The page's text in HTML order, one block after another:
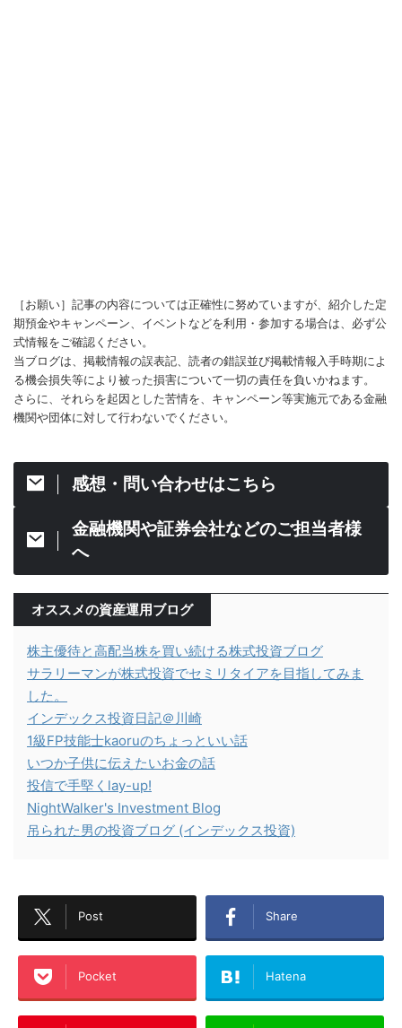
［お願い］記事の内容については正確性に努めていますが、紹介した定
期預金やキャンペーン、イベントなどを利用・参加する場合は、必ず公
式情報をご確認ください。
当ブログは、掲載情報の誤表記、読者の錯誤並び掲載情報入手時期によ
る機会損失等により被った損害について一切の責任を負いかねます。
さらに、それらを起因とした苦情を、キャンペーン等実施元である金融
機関や団体に対して行わないでください。
感想・問い合わせはこちら
金融機関や証券会社などのご担当者様
へ
オススメの資産運用ブログ
株主優待と高配当株を買い続ける株式投資ブログ
サラリーマンが株式投資でセミリタイアを目指してみま
した。
インデックス投資日記＠川崎
1級FP技能士kaoruのちょっといい話
いつか子供に伝えたいお金の話
投信で手堅くlay-up!
NightWalker's Investment Blog
吊られた男の投資ブログ (インデックス投資)
Post Share
Pocket Hatena